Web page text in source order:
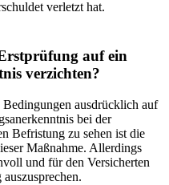
verletzt hat.
auf ein
verzichten?
ausdrücklich auf
bei der
Befristung zu sehen ist die
Maßnah­me. Allerdings
und für den Versicherten